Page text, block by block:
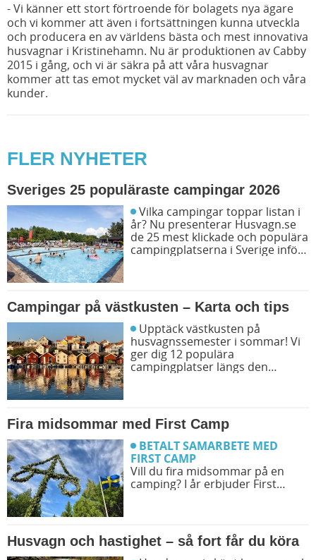
- Vi känner ett stort förtroende för bolagets nya ägare
och vi kommer att även i fortsättningen kunna utveckla
och producera en av världens bästa och mest innovativa
husvagnar i Kristinehamn. Nu är produktionen av Cabby
2015 i gång, och vi är säkra på att våra husvagnar
kommer att tas emot mycket väl av marknaden och våra
kunder.
FLER NYHETER
Sveriges 25 populäraste campingar 2026
Vilka campingar toppar listan i
år? Nu presenterar Husvagn.se
de 25 mest klickade och populära
campingplatserna i Sverige inför
favorit redan idag!
Campingar på västkusten – Karta och tips
husvagnssemester i sommar! Vi
ger dig 12 populära
campingplatser längs den
en karta.
Fira midsommar med First Camp
BETALT SAMARBETE MED
FIRST CAMP
Vill du fira midsommar på en
camping? I år erbjuder First
som gör din midsommar magisk!
Husvagn och hastighet – så fort får du köra